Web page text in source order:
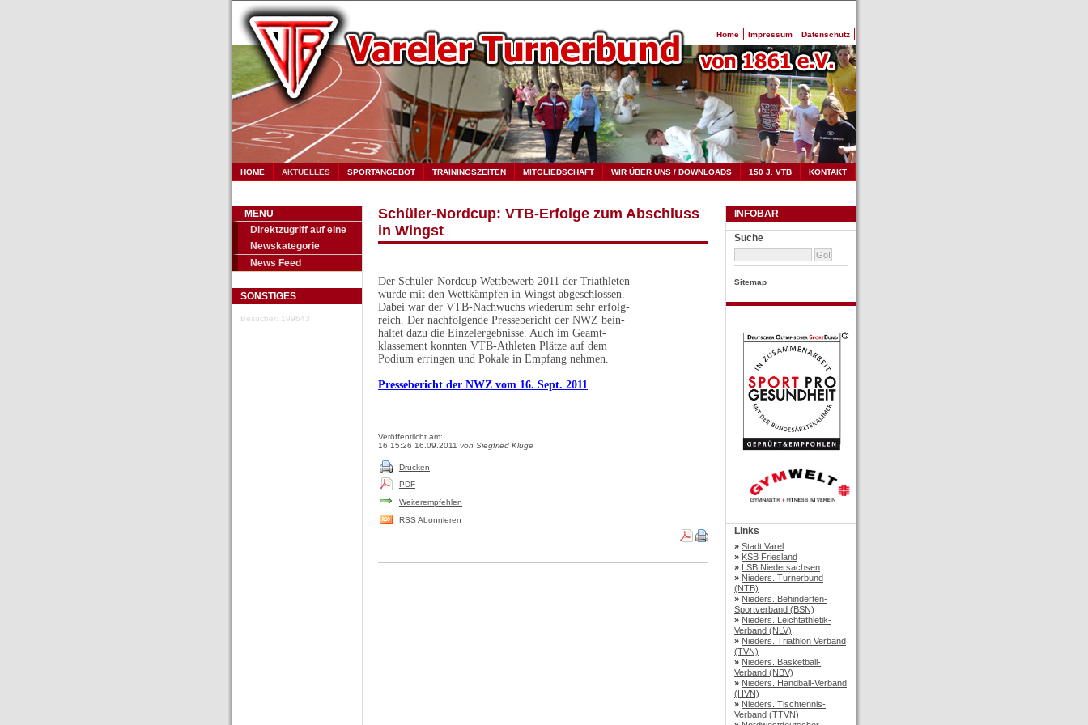
Home Impressum Datenschutz
HOME AKTUELLES SPORTANGEBOT TRAININGSZEITEN MITGLIEDSCHAFT WIR ÜBER UNS / DOWNLOADS 150 J. VTB KONTAKT
MENU
Direktzugriff auf eine
Newskategorie
News Feed
SONSTIGES
Besucher: 199643
Schüler-Nordcup: VTB-Erfolge zum Abschluss
in Wingst
Der Schüler-Nordcup Wettbewerb 2011 der Triathleten
wurde mit den Wettkämpfen in Wingst abgeschlossen.
Dabei war der VTB-Nachwuchs wiederum sehr erfolg-
reich. Der nachfolgende Pressebericht der NWZ bein-
haltet dazu die Einzelergebnisse. Auch im Geamt-
klassement konnten VTB-Athleten Plätze auf dem
Podium erringen und Pokale in Empfang nehmen.
Pressebericht der NWZ vom 16. Sept. 2011
Veröffentlicht am:
16:15:26 16.09.2011 von Siegfried Kluge
Drucken
PDF
Weiterempfehlen
RSS Abonnieren
INFOBAR
Suche
Sitemap
Links
» Stadt Varel
» KSB Friesland
» LSB Niedersachsen
» Nieders. Turnerbund
(NTB)
» Nieders. Behinderten-
Sportverband (BSN)
» Nieders. Leichtathletik-
Verband (NLV)
» Nieders. Triathlon Verband
(TVN)
» Nieders. Basketball-
Verband (NBV)
» Nieders. Handball-Verband
(HVN)
» Nieders. Tischtennis-
Verband (TTVN)